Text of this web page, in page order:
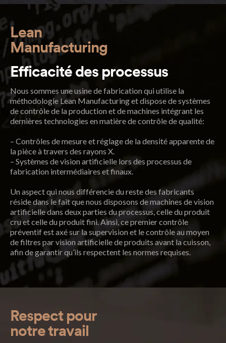
Efficacité des processus
Nous sommes une usine de fabrication qui utilise la
méthodologie Lean Manufacturing et dispose de systèmes
de contrôle de la production et de machines intégrant les
dernières technologies en matière de contrôle de qualité:
– Contrôles de mesure et réglage de la densité apparente de
la pièce à travers des rayons X.
– Systèmes de vision artificielle lors des processus de
fabrication intermédiaires et finaux.
Un aspect qui nous différencie du reste des fabricants
réside dans le fait que nous disposons de machines de vision
artificielle dans deux parties du processus, celle du produit
cru et celle du produit fini. Ainsi, ce premier contrôle
préventif est axé sur la supervision et le contrôle au moyen
de filtres par vision artificielle de produits avant la cuisson,
afin de garantir qu’ils respectent les normes requises.
Lean
Manufacturing
Respect pour
notre travail